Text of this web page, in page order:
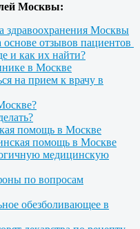
Москвы:
здравоохранения Москвы
отзывов пациентов
и как их найти?
в Москве
на прием к врачу в
помощь в Москве
помощь в Москве
медицинскую
по вопросам
обезболивающее в